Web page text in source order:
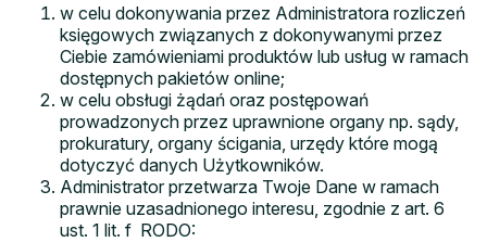
w celu dokonywania przez Administratora rozliczeń
księgowych związanych z dokonywanymi przez
Ciebie zamówieniami produktów lub usług w ramach
dostępnych pakietów online;
w celu obsługi żądań oraz postępowań
prowadzonych przez uprawnione organy np. sądy,
prokuratury, organy ścigania, urzędy które mogą
dotyczyć danych Użytkowników.
Administrator przetwarza Twoje Dane w ramach
prawnie uzasadnionego interesu, zgodnie z art. 6
ust. 1 lit. f RODO: